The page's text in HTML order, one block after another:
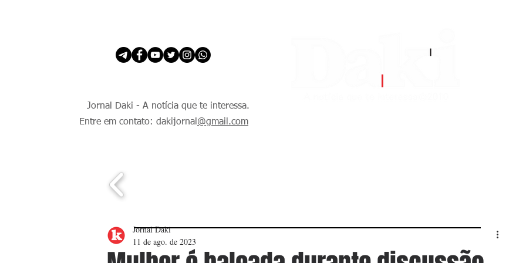
Jornal Daki - A notícia que te interessa.
Entre em contato: dakijornal @gmail.com
Jornal Daki
11 de ago. de 2023